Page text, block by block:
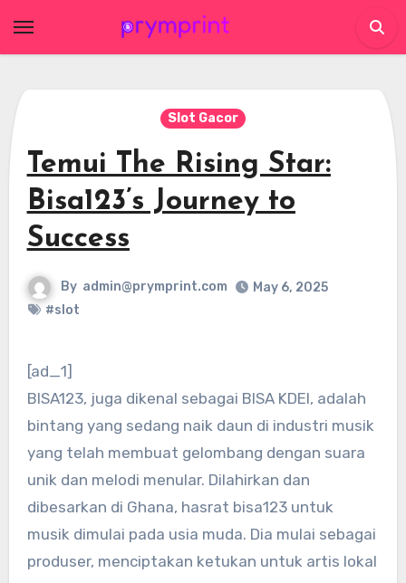
Slot Gacor
Temui The Rising Star:
Bisa123’s Journey to
Success
By admin@prymprint.com
May 6, 2025
#slot
[ad_1]
BISA123, juga dikenal sebagai BISA KDEI, adalah
bintang yang sedang naik daun di industri musik
yang telah membuat gelombang dengan suara
unik dan melodi menular. Dilahirkan dan
dibesarkan di Ghana, hasrat bisa123 untuk
musik dimulai pada usia muda. Dia mulai sebagai
produser, menciptakan ketukan untuk artis lokal